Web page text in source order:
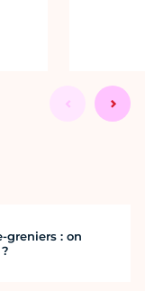
greniers : on